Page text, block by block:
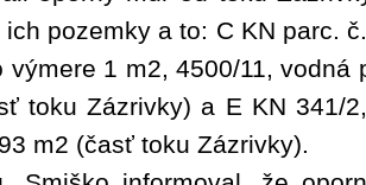
pozemky a to: C KN parc.
výmere 1 m2, 4500/11, vodná
toku Zázrivky) a E KN 341/
m2 (časť toku Zázrivky).